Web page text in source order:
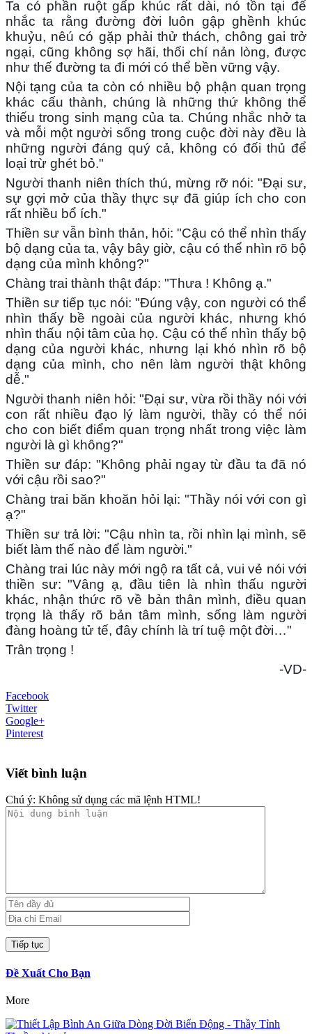
Ta có phần ruột gấp khúc rất dài, nó tồn tại để
nhắc ta rằng đường đời luôn gập ghềnh khúc
khuỷu, nêú có gặp phải thử thách, chông gai trở
ngại, cũng không sợ hãi, thối chí nản lòng, được
như thế đường ta đi mới có thể bền vững vậy.
Nội tạng của ta còn có nhiều bộ phận quan trọng
khác cấu thành, chúng là những thứ không thể
thiếu trong sinh mạng của ta. Chúng nhắc nhở ta
và mỗi một người sống trong cuộc đời này đều là
những người đáng quý cả, không có đối thủ để
loại trừ ghét bỏ."
Người thanh niên thích thú, mừng rỡ nói: "Đại sư,
sự gợi mở của thầy thực sự đã giúp ích cho con
rất nhiều bổ ích."
Thiền sư vẫn bình thản, hỏi: "Cậu có thể nhìn thấy
bộ dạng của ta, vậy bây giờ, cậu có thể nhìn rõ bộ
dạng của mình không?"
Chàng trai thành thật đáp: "Thưa ! Không ạ."
Thiền sư tiếp tục nói: "Đúng vậy, con người có thể
nhìn thấy bề ngoài của người khác, nhưng khó
nhìn thấu nội tâm của họ. Cậu có thể nhìn thấy bộ
dạng của người khác, nhưng lại khó nhìn rõ bộ
dạng của mình, cho nên làm người thật không
dễ."
Người thanh niên hỏi: "Đại sư, vừa rồi thầy nói với
con rất nhiều đạo lý làm người, thầy có thể nói
cho con biết điểm quan trọng nhất trong việc làm
người là gì không?"
Thiền sư đáp: "Không phải ngay từ đầu ta đã nó
với cậu rồi sao?"
Chàng trai băn khoăn hỏi lại: "Thầy nói với con gì
ạ?"
Thiền sư trả lời: "Cậu nhìn ta, rồi nhìn lại mình, sẽ
biết làm thế nào để làm người."
Chàng trai lúc này mới ngộ ra tất cả, vui vẻ nói với
thiền sư: "Vâng ạ, đầu tiên là nhìn thấu người
khác, nhận thức rõ về bản thân mình, điều quan
trọng là thấy rõ bản tâm mình, sống làm người
đàng hoàng tử tế, đây chính là trí tuệ một đời…"
Trân trọng !
-VD-
Facebook
Twitter
Google+
Pinterest
Viết bình luận
Chú ý: Không sử dụng các mã lệnh HTML!
Đề Xuất Cho Bạn
More